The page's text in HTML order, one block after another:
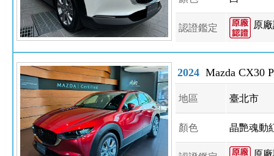
認證鑑定 原
2024 Mazda CX30
地區 臺北市
顏色 晶艷魂動
原